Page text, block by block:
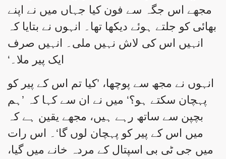
مجھے اس جگہ سے فون کیا جہاں میں نے اپنے
بھائی کو جلتے ہوئے دیکھا تھا۔ انہوں نے بتایا کہ
انہیں اس کی لاش نہیں ملی۔ انہیں صرف
ایک پیر ملا۔‘
انہوں نے مجھ سے پوچھا، ’کیا تم اس کے پیر کو
پہچان سکتے ہو؟‘ میں نے ان سے کہا کہ ’ہم
بچپن سے ساتھ رہے ہیں، مجھے یقین ہے کہ
میں اس کے پیر کو پہچان لوں گا‘۔ اس رات
میں جی ٹی بی اسپتال کے مردہ خانے میں گیا،